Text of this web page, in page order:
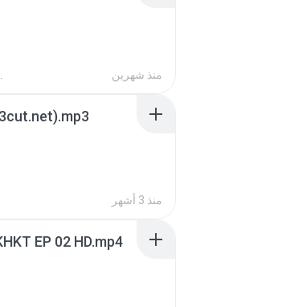
منذ شهرين
منذ 3 أشهر
EP 02 HD.mp4